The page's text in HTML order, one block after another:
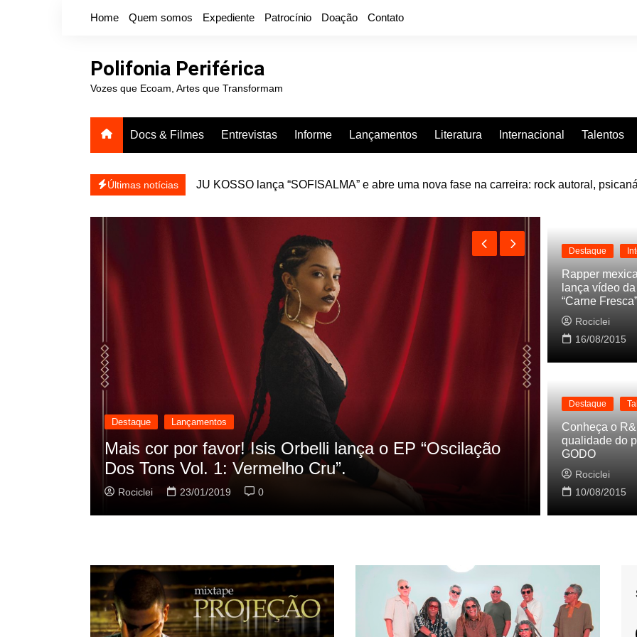
Home Quem somos Expediente Patrocínio Doação Contato
Polifonia Periférica
Vozes que Ecoam, Artes que Transformam
Docs & Filmes Entrevistas Informe Lançamentos Literatura Internacional Talentos
Últimas notícias
ea coragem de se Projota relança a mixtape “Projeção”, de 2010, nas plataformas digitais
Destaque Lançamentos
Rashid vai buscar nos HQs as referencias do clipe de
sua nova música
Rociclei 22/01/2019 0
Destaque
Cynthia
Baleiro
Rociclei
Destaque
Rapper
lança vídeo
“Carne Fresca”
Rociclei
16/08/2015
Destaque
Conheça o
qualidade do
GODO
Rociclei
10/08/2015